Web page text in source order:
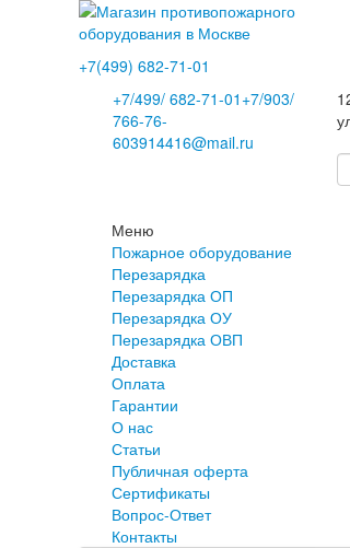
+7(499) 682-71-01
+7/499/682-71-01 +7/903/
766-76-
603914416@mail.ru
Меню
Пожарное оборудование
Перезарядка
Перезарядка ОП
Перезарядка ОУ
Перезарядка ОВП
Доставка
Оплата
Гарантии
О нас
Статьи
Публичная оферта
Сертификаты
Вопрос-Ответ
Контакты